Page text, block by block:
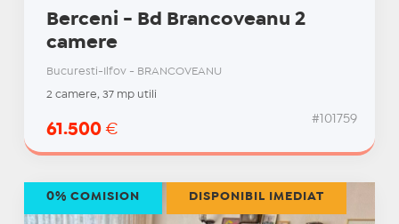
Berceni - Bd Brancoveanu 2
camere
Bucuresti-Ilfov - BRANCOVEANU
2 camere, 37 mp utili
61.500 €
#101759
0% COMISION DISPONIBIL IMEDIAT